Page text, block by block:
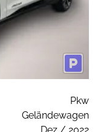
Pkw
Geländewagen